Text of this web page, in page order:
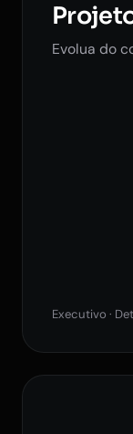
Evolua do
Executivo ·